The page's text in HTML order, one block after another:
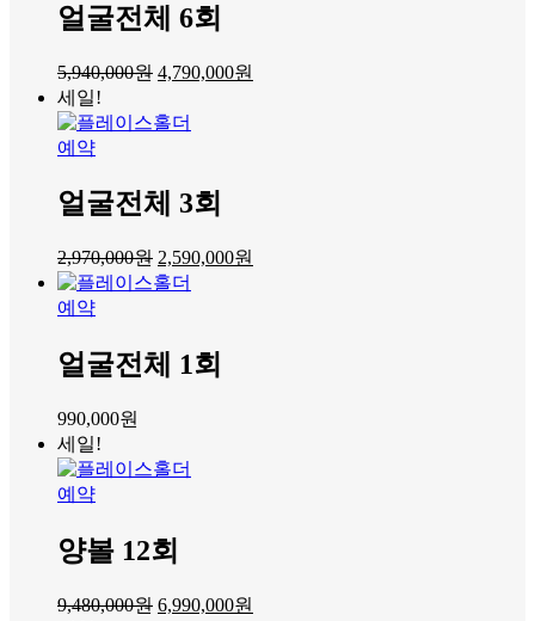
얼굴전체 6회
5,940,000원 4,790,000원
세일!
예약
얼굴전체 3회
2,970,000원 2,590,000원
예약
얼굴전체 1회
990,000원
세일!
예약
양볼 12회
9,480,000원 6,990,000원